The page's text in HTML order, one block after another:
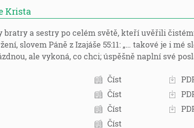
Krista
bratry a sestry po celém světě, kteří uvěřili
slovem Páně z Izajáše 55:11: „… takové je i mé
ale vykoná, co chci; úspěšně naplní své
Číst
Číst
Číst
Číst